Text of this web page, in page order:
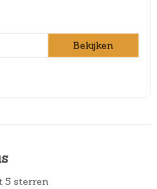
Bekijken
5 sterren